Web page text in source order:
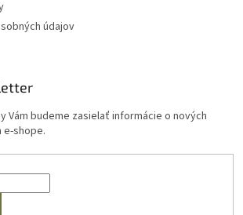
údajov
Vám budeme zasielať informácie o nových
e-shope.